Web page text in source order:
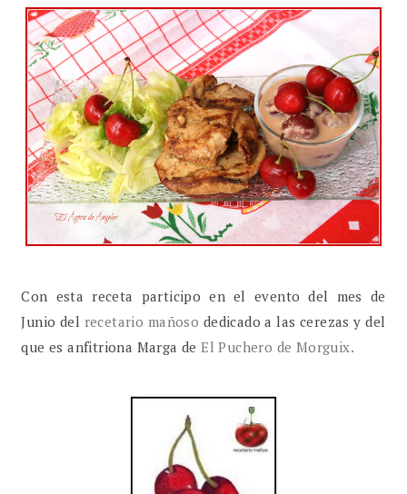
Con esta receta participo en el evento del mes de
Junio del recetario mañoso dedicado a las cerezas y del
que es anfitriona Marga deEl Puchero de Morguix.